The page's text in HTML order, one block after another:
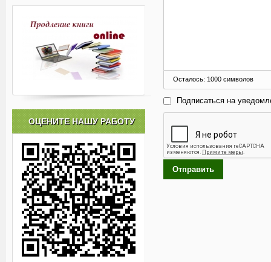
Осталось: 1000 символов
Подписаться на
Отправить
ОЦЕНИТЕ НАШУ РАБОТУ